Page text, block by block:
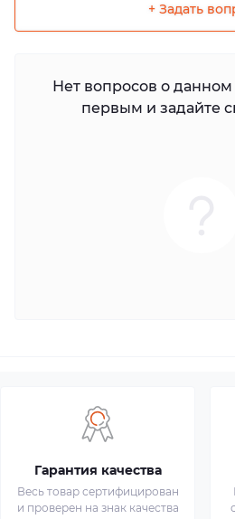
+ Задать
Нет вопросов о данном
первым и задайте
Гарантия качества
Весь товар сертифицирован
и проверен на знак качества